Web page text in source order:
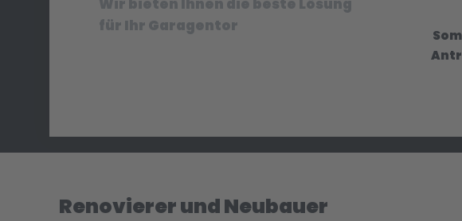
Wir bieten Ihnen die beste Lösung
für Ihr Garagentor
Renovierer und Neubauer